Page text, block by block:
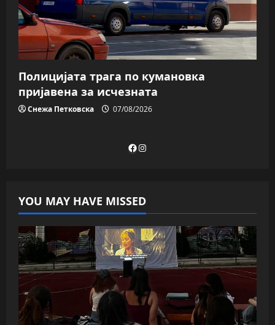
Полицијата трага пo кумановка
пријавена за исчезната
Снежа Петковска 07/08/2026
Facebook
Instagram
YOU MAY HAVE MISSED